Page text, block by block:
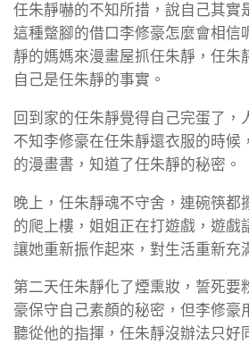
任朱靜嚇的不知所措，說自己其實
這種蹩腳的借口李修豪怎麼會相信
靜的媽媽來漫畫屋抓任朱靜，任朱
自己是任朱靜的事實。
回到家的任朱靜覺得自己完蛋了，
不知李修豪在任朱靜還衣服的時候
的漫畫書，知道了任朱靜的秘密。
晚上，任朱靜魂不守舍，連碗筷都
的爬上樓，姐姐正在打遊戲，遊戲
讓她重新振作起來，對生活重新充
第二天任朱靜化了煙熏妝，誓死要
豪保守自己素顏的秘密，但李修豪
聽從他的指揮，任朱靜沒辦法只好